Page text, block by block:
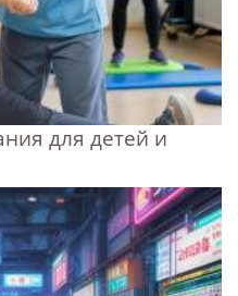
для детей и